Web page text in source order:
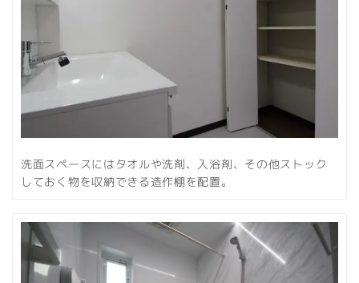
洗面スペースにはタオルや洗剤、入浴剤、その他ストック
しておく物を収納できる造作棚を配置。